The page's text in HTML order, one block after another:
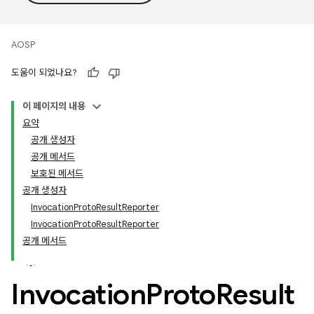
AOSP
도움이 되었나요?
이 페이지의 내용
요약
공개 생성자
공개 메서드
보호된 메서드
공개 생성자
InvocationProtoResultReporter
InvocationProtoResultReporter
공개 메서드
InvocationProtoResult